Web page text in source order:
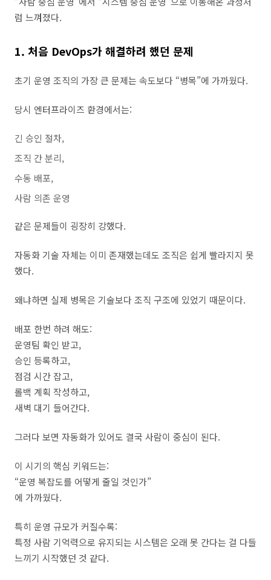
럼 느껴졌다.
1. 처음 DevOps가 해결하려 했던 문제
초기 운영 조직의 가장 큰 문제는 속도보다 “병목”에 가까웠다.
당시 엔터프라이즈 환경에서는:
긴 승인 절차,
조직 간 분리,
수동 배포,
사람 의존 운영
같은 문제들이 굉장히 강했다.
자동화 기술 자체는 이미 존재했는데도 조직은 쉽게 빨라지지 못
했다.
왜냐하면 실제 병목은 기술보다 조직 구조에 있었기 때문이다.
배포 한번 하려 해도:
운영팀 확인 받고,
승인 등록하고,
점검 시간 잡고,
롤백 계획 작성하고,
새벽 대기 들어간다.
그러다 보면 자동화가 있어도 결국 사람이 중심이 된다.
이 시기의 핵심 키워드는:
“운영 복잡도를 어떻게 줄일 것인가”
에 가까웠다.
특히 운영 규모가 커질수록:
특정 사람 기억력으로 유지되는 시스템은 오래 못 간다는 걸 다들
느끼기 시작했던 것 같다.